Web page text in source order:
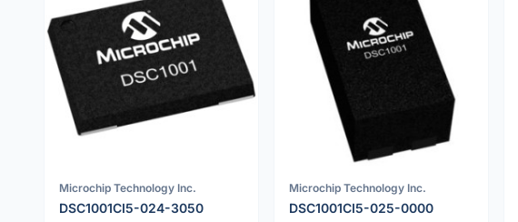
Microchip Technology Inc.
DSC1001CI5-024-3050
Microchip Technology Inc.
DSC1001CI5-025-0000